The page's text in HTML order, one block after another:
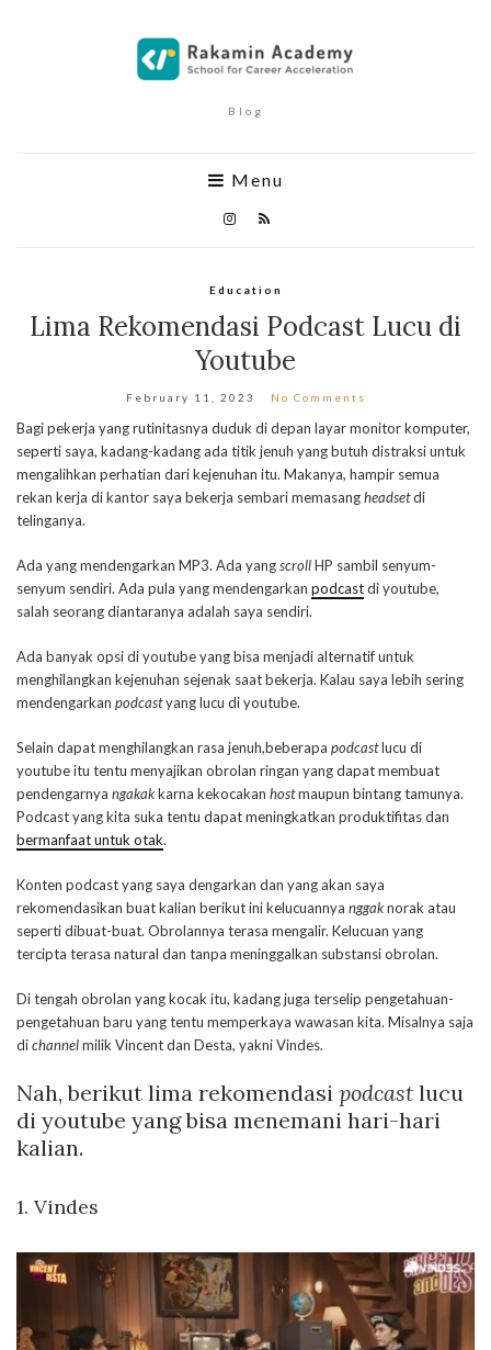
Blog
Menu
Education
Lima Rekomendasi Podcast Lucu di
Youtube
February 11, 2023 No Comments
Bagi pekerja yang rutinitasnya duduk di depan layar monitor komputer,
seperti saya, kadang-kadang ada titik jenuh yang butuh distraksi untuk
mengalihkan perhatian dari kejenuhan itu. Makanya, hampir semua
rekan kerja di kantor saya bekerja sembari memasangheadsetdi
telinganya.
Ada yang mendengarkan MP3. Ada yangscrollHP sambil senyum-
senyum sendiri. Ada pula yang mendengarkan podcastdi youtube,
salah seorang diantaranya adalah saya sendiri.
Ada banyak opsi di youtube yang bisa menjadi alternatif untuk
menghilangkan kejenuhan sejenak saat bekerja. Kalau saya lebih sering
mendengarkan podcastyang lucu di youtube.
Selain dapat menghilangkan rasa jenuh,beberapa podcastlucu di
youtube itu tentu menyajikan obrolan ringan yang dapat membuat
pendengarnya ngakakkarna kekocakan hostmaupun bintang tamunya.
Podcast yang kita suka tentu dapat meningkatkan produktifitas dan
bermanfaat untuk otak.
Konten podcast yang saya dengarkan dan yang akan saya
rekomendasikan buat kalian berikut ini kelucuannya nggaknorak atau
seperti dibuat-buat. Obrolannya terasa mengalir. Kelucuan yang
tercipta terasa natural dan tanpa meninggalkan substansi obrolan.
Di tengah obrolan yang kocak itu, kadang juga terselip pengetahuan-
pengetahuan baru yang tentu memperkaya wawasan kita. Misalnya saja
dichannelmilik Vincent dan Desta, yakni Vindes.
Nah, berikut lima rekomendasi podcast lucu
di youtube yang bisa menemani hari-hari
kalian.
1. Vindes